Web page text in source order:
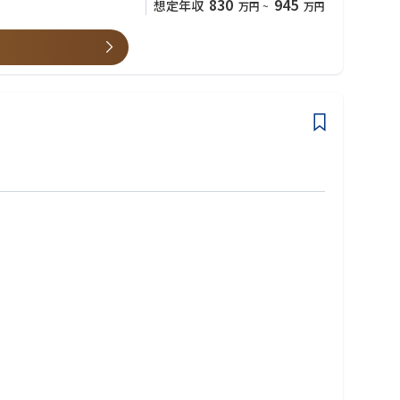
想定年収 830 万円 ~ 945 万円
となることを期待しています。